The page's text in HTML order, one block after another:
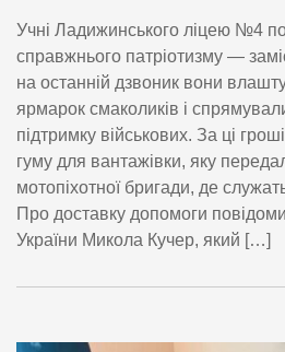
Учні Ладижинського ліцею №4
справжнього патріотизму —
на останній дзвоник вони
ярмарок смаколиків і
підтримку військових. За ці
гуму для вантажівки, яку
мотопіхотної бригади, де
Про доставку допомоги
України Микола Кучер, який […]